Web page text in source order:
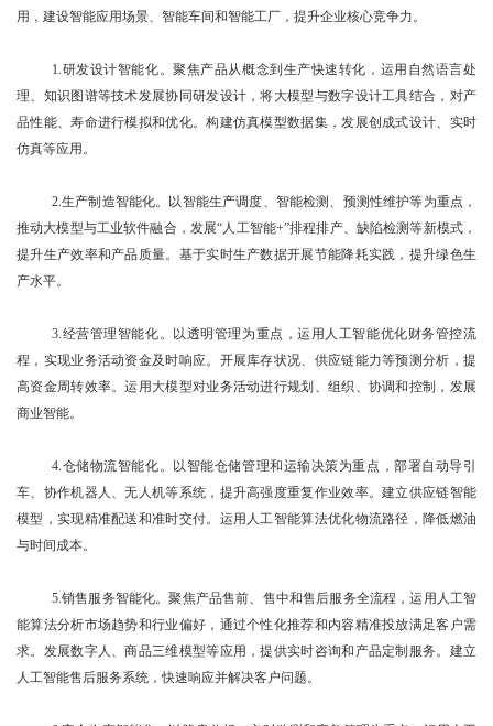
用，建设智能应用场景、智能车间和智能工厂，提升企业核心竞争力。
1.研发设计智能化。聚焦产品从概念到生产快速转化，运用自然语言处
理、知识图谱等技术发展协同研发设计，将大模型与数字设计工具结合，对产
品性能、寿命进行模拟和优化。构建仿真模型数据集，发展创成式设计、实时
仿真等应用。
2.生产制造智能化。以智能生产调度、智能检测、预测性维护等为重点，
推动大模型与工业软件融合，发展“人工智能+”排程排产、缺陷检测等新模式，
提升生产效率和产品质量。基于实时生产数据开展节能降耗实践，提升绿色生
产水平。
3.经营管理智能化。以透明管理为重点，运用人工智能优化财务管控流
程，实现业务活动资金及时响应。开展库存状况、供应链能力等预测分析，提
高资金周转效率。运用大模型对业务活动进行规划、组织、协调和控制，发展
商业智能。
4.仓储物流智能化。以智能仓储管理和运输决策为重点，部署自动导引
车、协作机器人、无人机等系统，提升高强度重复作业效率。建立供应链智能
模型，实现精准配送和准时交付。运用人工智能算法优化物流路径，降低燃油
与时间成本。
5.销售服务智能化。聚焦产品售前、售中和售后服务全流程，运用人工智
能算法分析市场趋势和行业偏好，通过个性化推荐和内容精准投放满足客户需
求。发展数字人、商品三维模型等应用，提供实时咨询和产品定制服务。建立
人工智能售后服务系统，快速响应并解决客户问题。